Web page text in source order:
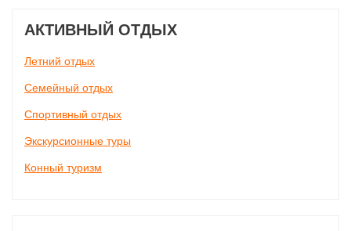
АКТИВНЫЙ ОТДЫХ
Летний отдых
Семейный отдых
Спортивный отдых
Экскурсионные туры
Конный туризм